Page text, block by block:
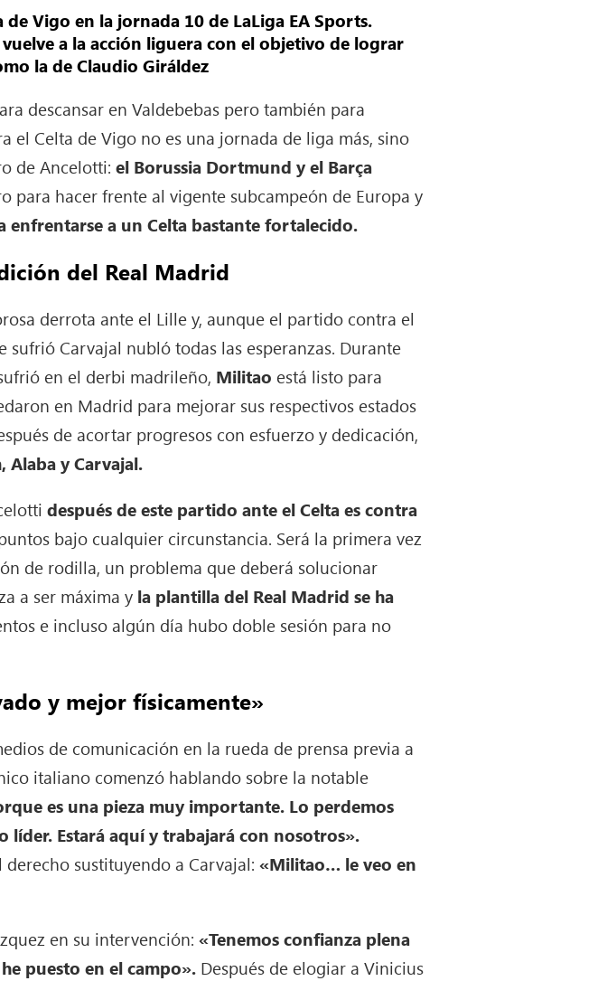
Vigo en la jornada 10 de LaLiga EA Sports.
a la acción liguera con el objetivo de lograr
la de Claudio Giráldez
descansar en Valdebebas pero también para
el Celta de Vigo no es una jornada de liga más, sino
de Ancelotti:el Borussia Dortmund y el Barça
para hacer frente al vigente subcampeón de Europa y
enfrentarse a un Celta bastante fortalecido.
del Real Madrid
derrota ante el Lille y, aunque el partido contra el
Carvajal nubló todas las esperanzas. Durante
en el derbi madrileño, Militao está listo para
en Madrid para mejorar sus respectivos estados
de acortar progresos con esfuerzo y dedicación,
Alaba y Carvajal.
después de este partido ante el Celta es contra
bajo cualquier circunstancia. Será la primera vez
de rodilla, un problema que deberá solucionar
a ser máxima y la plantilla del Real Madrid se ha
e incluso algún día hubo doble sesión para no
y mejor físicamente»
de comunicación en la rueda de prensa previa a
italiano comenzó hablando sobre la notable
es una pieza muy importante. Lo perdemos
Estará aquí y trabajará con nosotros».
sustituyendo a Carvajal:«Militao… le veo en
en su intervención:«Tenemos confianza plena
puesto en el campo». Después de elogiar a Vinicius